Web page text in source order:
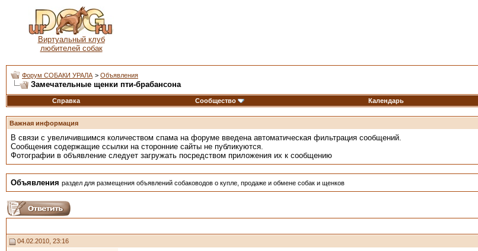
Виртуальный клуб
любителей собак
Форум СОБАКИ УРАЛА > Объявления
Замечательные щенки пти-брабансона
Справка
Сообщество Календарь
Важная информация
В связи с увеличившимся количеством спама на форуме введена автоматическая фильтрация сообщений.
Сообщения содержащие ссылки на сторонние сайты не публикуются.
Фотографии в объявление следует загружать посредством приложения их к сообщению
Объявления раздел для размещения объявлений собаководов о купле, продаже и обмене собак и щенков
04.02.2010, 23:16